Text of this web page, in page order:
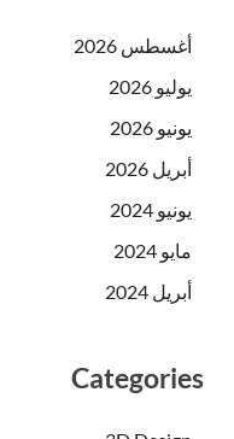
أغسطس 2026
يوليو 2026
يونيو 2026
أبريل 2026
يونيو 2024
مايو 2024
أبريل 2024
Categories